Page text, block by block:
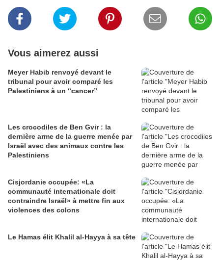
Vous aimerez aussi
Meyer Habib renvoyé devant le
tribunal pour avoir comparé les
Palestiniens à un “cancer”
Les crocodiles de Ben Gvir : la
dernière arme de la guerre menée par
Israël avec des animaux contre les
Palestiniens
Cisjordanie occupée: «La
communauté internationale doit
contraindre Israël» à mettre fin aux
violences des colons
Le Hamas élit Khalil al-Hayya à sa tête